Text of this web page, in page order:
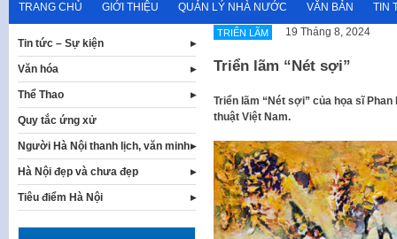
TRANG CHỦ GIỚI THIỆU QUẢN LÝ NHÀ NƯỚC VĂN BẢN TIN
TRIỂN LÃM 19 Tháng 8, 2024
Triển lãm “Nét sợi”
Triển lãm “Nét sợi” của họa sĩ
thuật Việt Nam.
Tin tức – Sự kiện
Văn hóa
Thể Thao
Quy tắc ứng xử
Người Hà Nội thanh lịch, văn minh
Hà Nội đẹp và chưa đẹp
Tiêu điểm Hà Nội